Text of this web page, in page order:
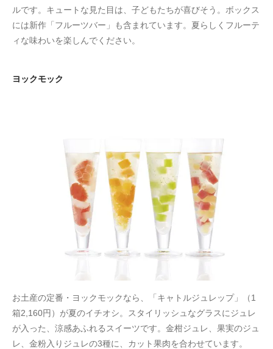
ルです。キュートな見た目は、子どもたちが喜びそう。ボックス
には新作「フルーツバー」も含まれています。夏らしくフルーテ
ィな味わいを楽しんでください。
ヨックモック
お土産の定番・ヨックモックなら、「キャトルジュレップ」（1
箱2,160円）が夏のイチオシ。スタイリッシュなグラスにジュレ
が入った、涼感あふれるスイーツです。金柑ジュレ、果実のジュ
レ、金粉入りジュレの3種に、カット果肉を合わせています。